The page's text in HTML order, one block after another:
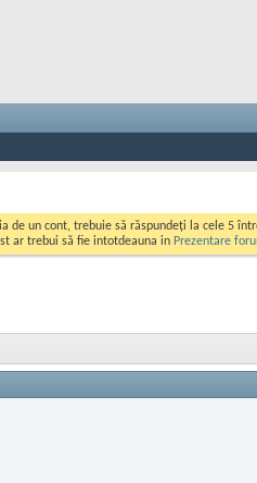
de un cont, trebuie să răspundeți la cele 5
ar trebui să fie intotdeauna in Prezentare